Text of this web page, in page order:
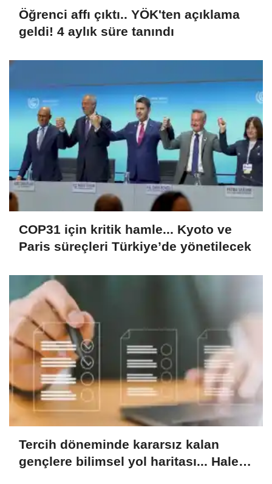
Öğrenci affı çıktı.. YÖK'ten açıklama
geldi! 4 aylık süre tanındı
COP31 için kritik hamle... Kyoto ve
Paris süreçleri Türkiye’de yönetilecek
Tercih döneminde kararsız kalan
gençlere bilimsel yol haritası... Halen